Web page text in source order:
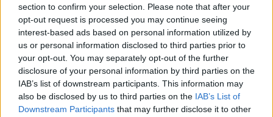
section to confirm your selection. Please note that after your
opt-out request is processed you may continue seeing
interest-based ads based on personal information utilized by
us or personal information disclosed to third parties prior to
your opt-out. You may separately opt-out of the further
disclosure of your personal information by third parties on the
IAB’s list of downstream participants. This information may
also be disclosed by us to third parties on the IAB’s List of
Downstream Participants that may further disclose it to other
Kövess minket, és értesülj a friss hírekről a
Facebookon is!
Követem